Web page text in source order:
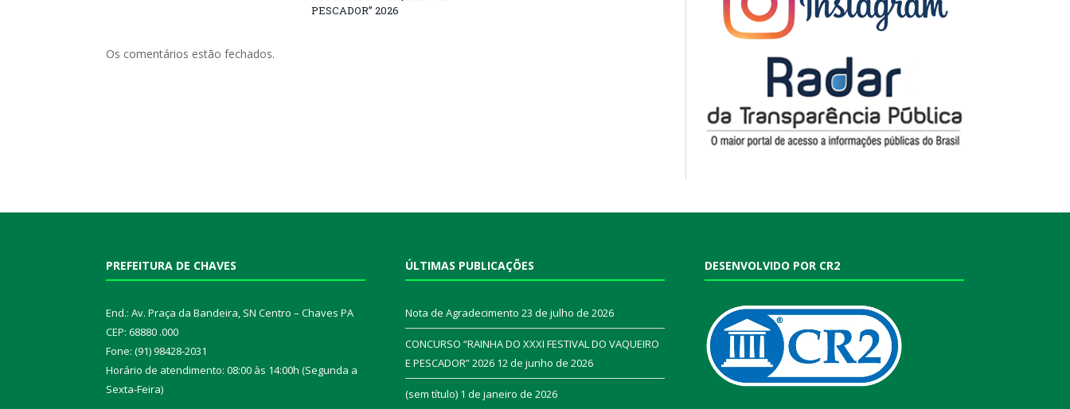
PESCADOR” 2026
Os comentários estão fechados.
PREFEITURA DE CHAVES
End.: Av. Praça da Bandeira, SN Centro – Chaves PA
CEP: 68880 .000
Fone: (91) 98428-2031
Horário de atendimento: 08:00 às 14:00h (Segunda a
Sexta-Feira)
ÚLTIMAS PUBLICAÇÕES
Nota de Agradecimento 23 de julho de 2026
CONCURSO “RAINHA DO XXXI FESTIVAL DO VAQUEIRO
E PESCADOR” 2026 12 de junho de 2026
(sem título) 1 de janeiro de 2026
DESENVOLVIDO POR CR2